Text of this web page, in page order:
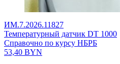
ИМ.7.2026.11827
Температурный датчик DT 1000
Справочно по курсу НБРБ
53,40 BYN